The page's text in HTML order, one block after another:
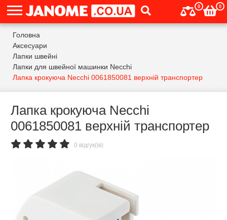
0 0
Головна
Аксесуари
Лапки швейні
Лапки для швейної машинки Necchi
Лапка крокуюча Necchi 0061850081 верхній транспортер
Лапка крокуюча Necchi
0061850081 верхній транспортер
0 відгук(ів)